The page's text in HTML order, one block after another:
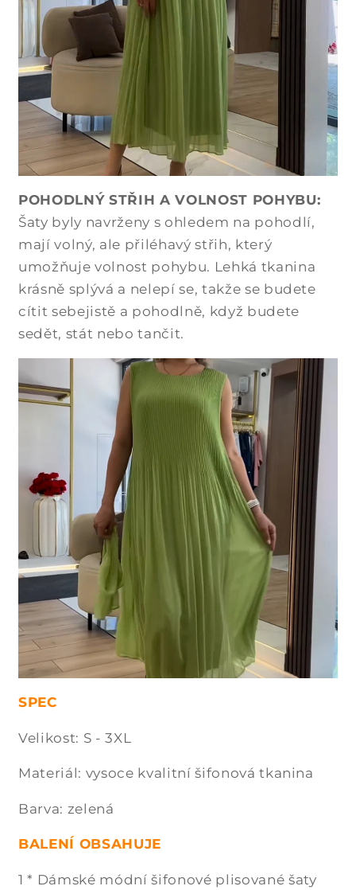
POHODLNÝ STŘIH A VOLNOST POHYBU:
Šaty byly navrženy s ohledem na pohodlí,
mají volný, ale přiléhavý střih, který
umožňuje volnost pohybu. Lehká tkanina
krásně splývá a nelepí se, takže se budete
cítit sebejistě a pohodlně, když budete
sedět, stát nebo tančit.
SPEC
Velikost: S - 3XL
Materiál: vysoce kvalitní šifonová tkanina
Barva: zelená
BALENÍ OBSAHUJE
1 * Dámské módní šifonové plisované šaty